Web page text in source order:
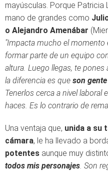
mayúsculas. Porque
mano de grandes como
o Alejandro Amenábar
"Impacta mucho el momento
formar parte de un equipo
altura. Luego llegas, te
la diferencia es que son
Tenerlos cerca a nivel
haces. Es lo contrario de
Una ventaja que, unida a su
cámara, le ha llevado a
potentes aunque muy
todos mis personajes. Son